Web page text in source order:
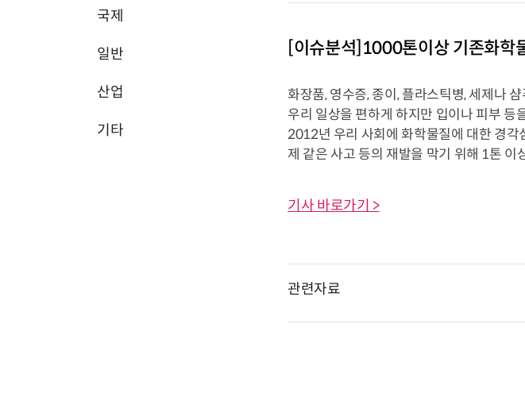
국제
일반
산업
기타
[이슈분석]1000톤이상 기존화학
화장품, 영수증, 종이, 플라스틱병, 세제나
우리 일상을 편하게 하지만 입이나 피부
2012년 우리 사회에 화학물질에 대한 경
제 같은 사고 등의 재발을 막기 위해 1톤 이
기사 바로가기 >
관련자료